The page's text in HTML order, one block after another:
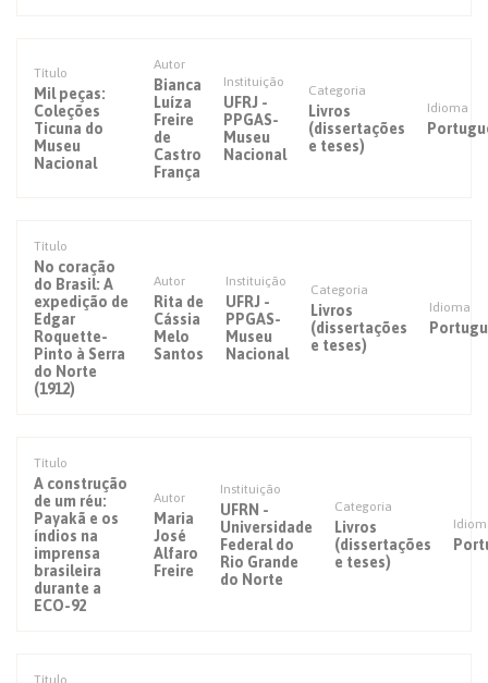
Título
Mil peças:
Coleções
Ticuna do
Museu
Nacional
Autor
Bianca
Luíza
Freire
de
Castro
França
Instituição
UFRJ -
PPGAS-
Museu
Nacional
Categoria
Livros
(dissertações
e teses)
Idioma
Título
No coração
do Brasil: A
expedição de
Edgar
Roquette-
Pinto à Serra
do Norte
(1912)
Autor
Rita de
Cássia
Melo
Santos
Instituição
UFRJ -
PPGAS-
Museu
Nacional
Categoria
Livros
(dissertações
e teses)
Idioma
Título
A construção
de um réu:
Payakã e os
índios na
imprensa
brasileira
durante a
ECO-92
Autor
Maria
José
Alfaro
Freire
Instituição
UFRN -
Universidade
Federal do
Rio Grande
do Norte
Categoria
Livros
(dissertações
e teses)
Título